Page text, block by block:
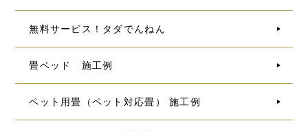
無料サービス！タダでんねん
畳ベッド 施工例
ペット用畳（ペット対応畳） 施工例